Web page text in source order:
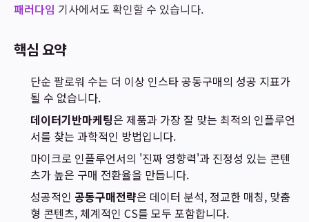
패러다임 기사에서도 확인할 수 있습니다.
핵심 요약
단순 팔로워 수는 더 이상 인스타 공동구매의 성공 지표가
될 수 없습니다.
데이터기반마케팅은 제품과 가장 잘 맞는 최적의 인플루언
서를 찾는 과학적인 방법입니다.
마이크로 인플루언서의 '진짜 영향력'과 진정성 있는 콘텐
츠가 높은 구매 전환율을 만듭니다.
성공적인 공동구매전략은 데이터 분석, 정교한 매칭, 맞춤
형 콘텐츠, 체계적인 CS를 모두 포함합니다.